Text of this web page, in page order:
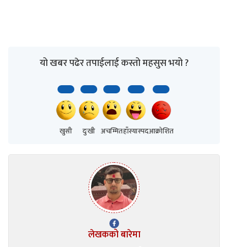
यो खबर पढेर तपाईलाई कस्तो महसुस भयो ?
खुसी दुःखी अचम्मितहाँस्यास्पदआक्रोशित
लेखकको बारेमा